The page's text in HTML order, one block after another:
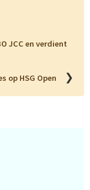
JCC en verdient
op HSG Open
❯